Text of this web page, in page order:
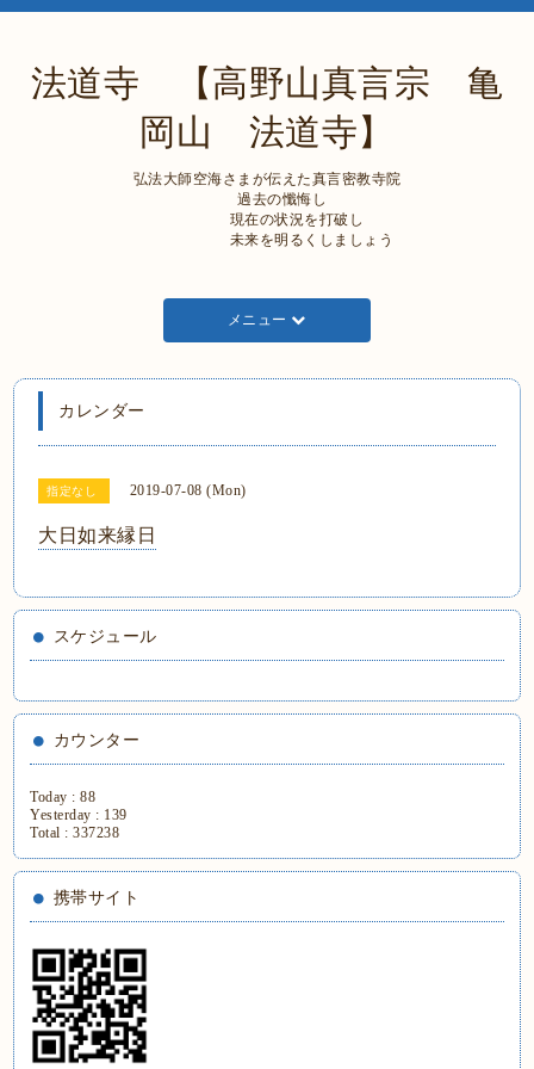
法道寺 【高野山真言宗 亀
岡山 法道寺】
弘法大師空海さまが伝えた真言密教寺院
過去の懺悔し
現在の状況を打破し
未来を明るくしましょう
メニュー
カレンダー
指定なし 2019-07-08 (Mon)
大日如来縁日
スケジュール
カウンター
Today :88
Yesterday : 139
Total :337238
携帯サイト